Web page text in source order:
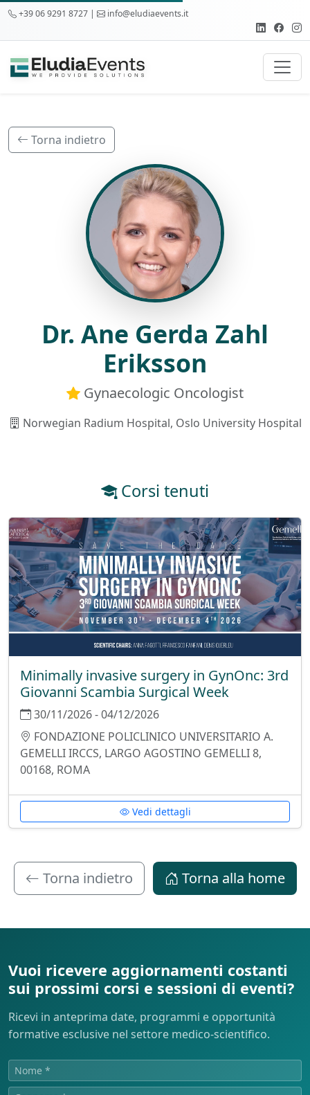
+39 06 9291 8727 | info@eludiaevents.it
Torna indietro
Dr. Ane Gerda Zahl
Eriksson
Gynaecologic Oncologist
Norwegian Radium Hospital, Oslo University Hospital
Corsi tenuti
Minimally invasive surgery in GynOnc: 3rd
Giovanni Scambia Surgical Week
30/11/2026 - 04/12/2026
FONDAZIONE POLICLINICO UNIVERSITARIO A.
GEMELLI IRCCS, LARGO AGOSTINO GEMELLI 8,
00168, ROMA
Vedi dettagli
Torna indietro Torna alla home
Vuoi ricevere aggiornamenti costanti
sui prossimi corsi e sessioni di eventi?
Ricevi in anteprima date, programmi e opportunità
formative esclusive nel settore medico-scientifico.